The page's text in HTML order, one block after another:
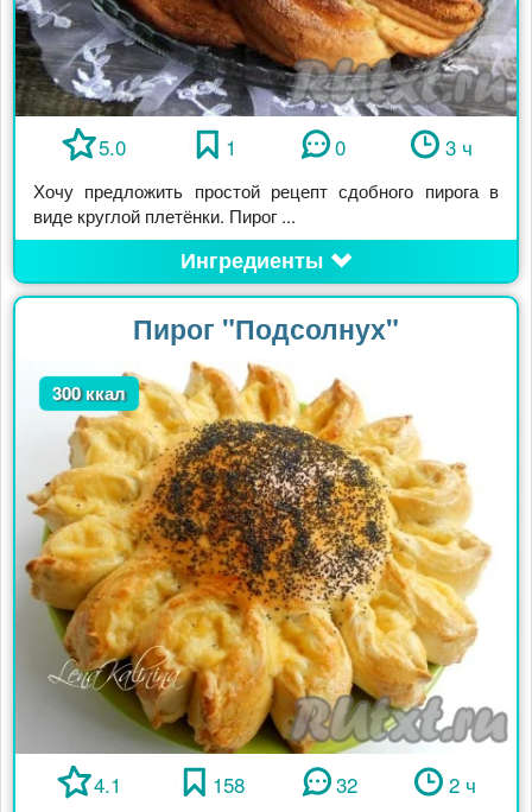
5.0 1 0 3 ч
Хочу предложить простой рецепт сдобного пирога в
виде круглой плетёнки. Пирог ...
Ингредиенты
Пирог "Подсолнух"
300 ккал
4.1 158 32 2 ч